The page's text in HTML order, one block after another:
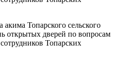
Топарского сельского
открытых дверей по вопросам
Топарских